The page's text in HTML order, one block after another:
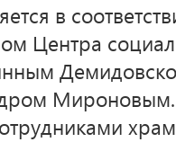
в
Центра